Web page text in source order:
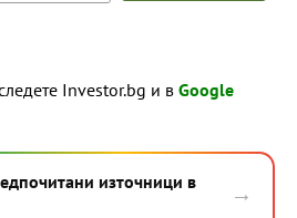
Investor.bg и в Google
източници в
→